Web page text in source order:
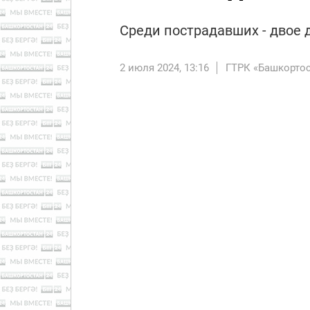
Среди пострадавших - двое
2 июля 2024, 13:16 ГТРК